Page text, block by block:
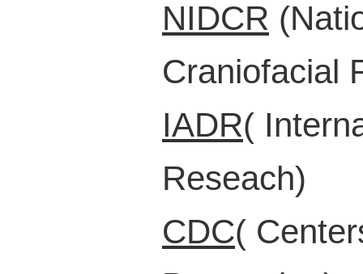
NIDCR
Craniofacial
IADR(
Reseach)
CDC(